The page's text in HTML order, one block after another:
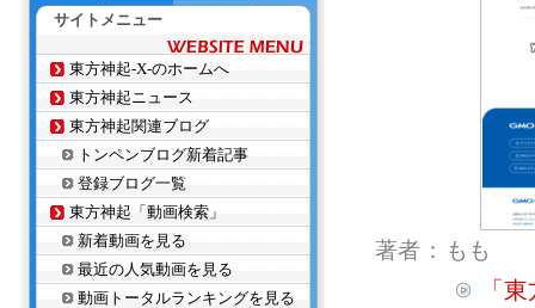
著者：もも
「
サイトメニュー
東方神起-X-のホームへ
東方神起ニュース
東方神起関連ブログ
トンペンブログ新着記事
登録ブログ一覧
東方神起「動画検索」
新着動画を見る
最近の人気動画を見る
動画トータルランキングを見る